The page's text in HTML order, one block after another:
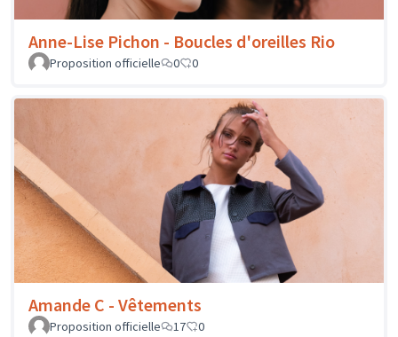
Anne-Lise Pichon - Boucles d'oreilles Rio
Proposition officielle 0 0
Amande C - Vêtements
Proposition officielle 17 0